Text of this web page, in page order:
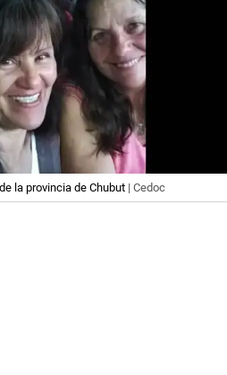
la provincia de Chubut | Cedoc